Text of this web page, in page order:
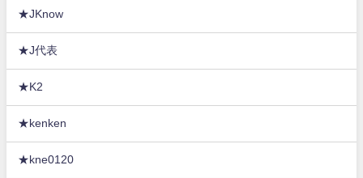
★JKnow
★J代表
★K2
★kenken
★kne0120